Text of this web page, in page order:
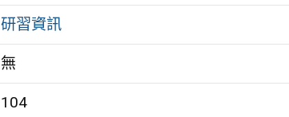
研習資訊
無
104